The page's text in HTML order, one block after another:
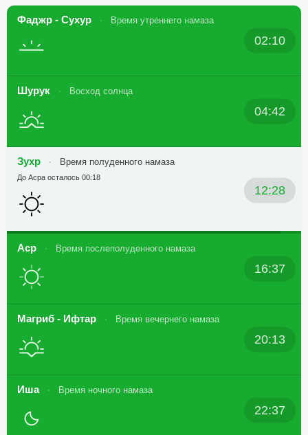
Фаджр - Сухур Время утреннего намаза
02:10
Шурук Восход солнца
04:42
Зухр Время полуденного намаза
12:28
До Асра осталось 00:18
Аср Время послеполуденного намаза
16:37
Магриб - Ифтар Время вечернего намаза
20:13
Иша Время ночного намаза
22:37